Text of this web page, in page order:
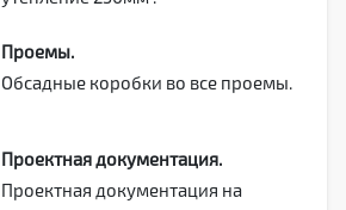
Проемы.
Обсадные коробки во все проемы.
Проектная документация.
Проектная документация на